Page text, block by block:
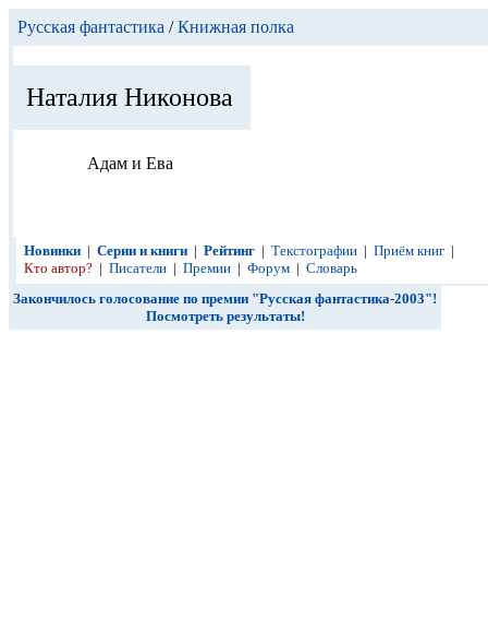
Русская фантастика /Книжная полка
Наталия Никонова
Адам и Ева
Новинки | Серии и книги | Рейтинг | Текстографии | Приём книг |
Кто автор? | Писатели | Премии | Форум | Словарь
Закончилось голосование по премии "Русская фантастика-2003"!
Посмотреть результаты!